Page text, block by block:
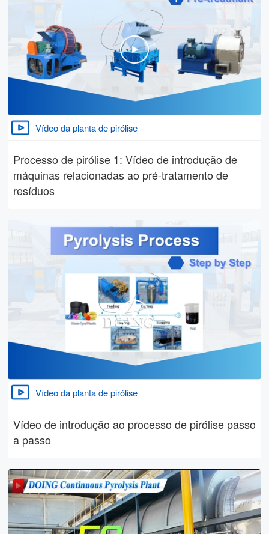
Vídeo da planta de pirólise
Processo de pirólise 1: Vídeo de introdução de
máquinas relacionadas ao pré-tratamento de
resíduos
Vídeo da planta de pirólise
Vídeo de introdução ao processo de pirólise passo
a passo